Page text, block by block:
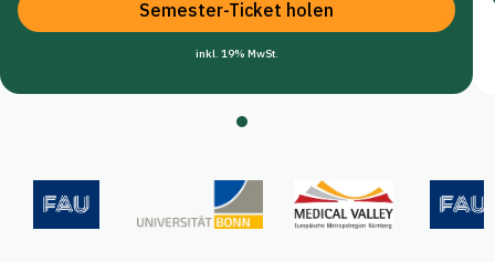
Semester-Ticket holen
inkl. 19% MwSt.